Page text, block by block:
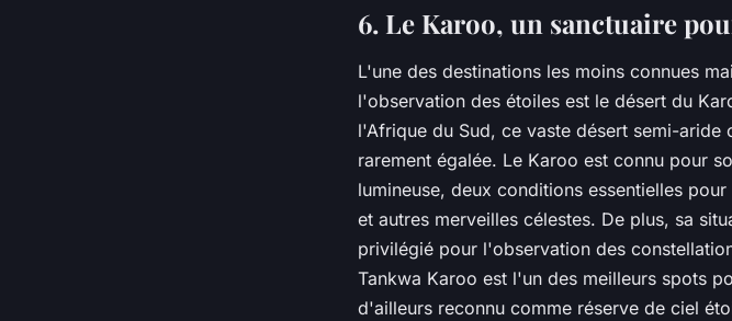
6. Le Karoo, un sanctuaire
L'une des destinations les moins connues
l'observation des étoiles est le désert du
l'Afrique du Sud, ce vaste désert semi-
rarement égalée. Le Karoo est connu pour
lumineuse, deux conditions essentielles
et autres merveilles célestes. De plus, sa
privilégié pour l'observation des
Tankwa Karoo est l'un des meilleurs spots
d'ailleurs reconnu comme réserve de ciel